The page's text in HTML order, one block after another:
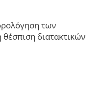
των
διατακτικών